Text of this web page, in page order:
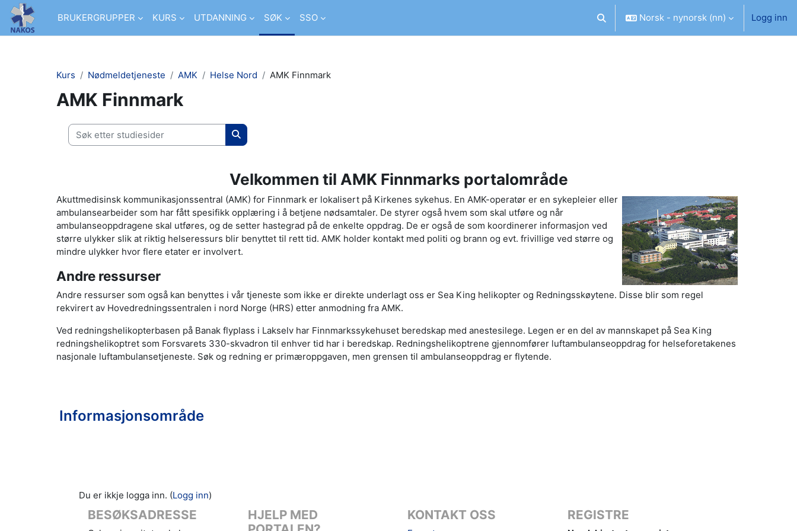
Gå til hovudinnhaldet
BRUKERGRUPPER
KURS UTDANNING SØK SSO Veksle inndata for søk
Norsk - nynorsk ‎(nn)‎ Logg inn
Kurs Nødmeldetjeneste AMK Helse Nord AMK Finnmark
AMK Finnmark
Søk etter studiesider
Søk etter studiesider
Velkommen til AMK Finnmarks portalområde
Akuttmedisinsk kommunikasjonssentral (AMK) for Finnmark er lokalisert på Kirkenes sykehus. En AMK-operatør er en sykepleier eller
ambulansearbeider som har fått spesifikk opplæring i å betjene nødsamtaler. De styrer også hvem som skal utføre og når
ambulanseoppdragene skal utføres, og de setter hastegrad på de enkelte oppdrag. De er også de som koordinerer informasjon ved
større ulykker slik at riktig helseressurs blir benyttet til rett tid. AMK holder kontakt med politi og brann og evt. frivillige ved større og
mindre ulykker hvor flere etater er involvert.
Andre ressurser
Andre ressurser som også kan benyttes i vår tjeneste som ikke er direkte underlagt oss er Sea King helikopter og Redningsskøytene. Disse blir som regel
rekvirert av Hovedredningssentralen i nord Norge (HRS) etter anmodning fra AMK.
Ved redningshelikopterbasen på Banak flyplass i Lakselv har Finnmarkssykehuset beredskap med anestesilege. Legen er en del av mannskapet på Sea King
redningshelikoptret som Forsvarets 330-skvadron til enhver tid har i beredskap. Redningshelikoptrene gjennomfører luftambulanseoppdrag for helseforetakenes
nasjonale luftambulansetjeneste. Søk og redning er primæroppgaven, men grensen til ambulanseoppdrag er flytende.
Informasjonsområde
Du er ikkje logga inn. (Logg inn)
BESØKSADRESSE
HJELP MED
KONTAKT OSS REGISTRE